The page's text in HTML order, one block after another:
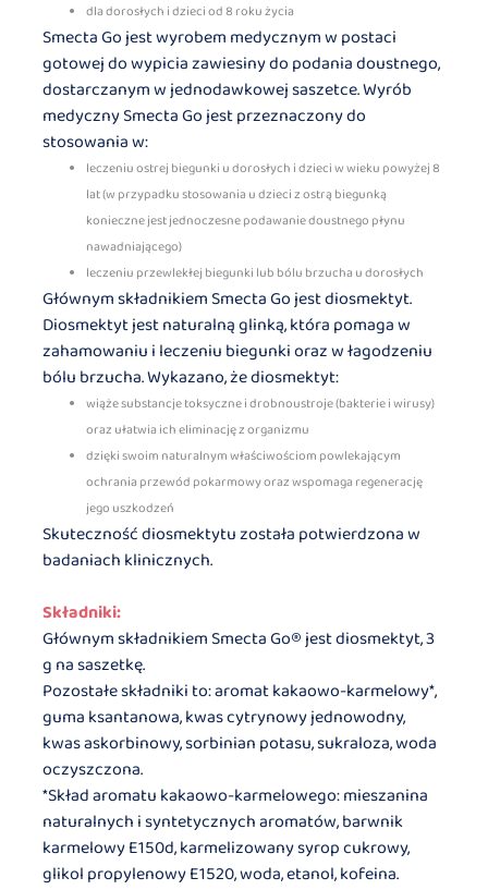
dla dorosłych i dzieci od 8 roku życia
Smecta Go jest wyrobem medycznym w postaci
gotowej do wypicia zawiesiny do podania doustnego,
dostarczanym w jednodawkowej saszetce. Wyrób
medyczny Smecta Go jest przeznaczony do
stosowania w:
leczeniu ostrej biegunki u dorosłych i dzieci w wieku powyżej 8
lat (w przypadku stosowania u dzieci z ostrą biegunką
konieczne jest jednoczesne podawanie doustnego płynu
nawadniającego)
leczeniu przewlekłej biegunki lub bólu brzucha u dorosłych
Głównym składnikiem Smecta Go jest diosmektyt.
Diosmektyt jest naturalną glinką, która pomaga w
zahamowaniu i leczeniu biegunki oraz w łagodzeniu
bólu brzucha. Wykazano, że diosmektyt:
wiąże substancje toksyczne i drobnoustroje (bakterie i wirusy)
oraz ułatwia ich eliminację z organizmu
dzięki swoim naturalnym właściwościom powlekającym
ochrania przewód pokarmowy oraz wspomaga regenerację
jego uszkodzeń
Skuteczność diosmektytu została potwierdzona w
badaniach klinicznych.
Składniki:
Głównym składnikiem Smecta Go® jest diosmektyt, 3
g na saszetkę.
Pozostałe składniki to: aromat kakaowo-karmelowy*,
guma ksantanowa, kwas cytrynowy jednowodny,
kwas askorbinowy, sorbinian potasu, sukraloza, woda
oczyszczona.
*Skład aromatu kakaowo-karmelowego: mieszanina
naturalnych i syntetycznych aromatów, barwnik
karmelowy E150d, karmelizowany syrop cukrowy,
glikol propylenowy E1520, woda, etanol, kofeina.